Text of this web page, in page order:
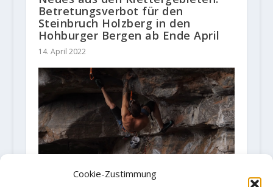
Cookie-Zustimmung
Betretungsverbot für den
Steinbruch Holzberg in den
Hohburger Bergen ab Ende April
14. April 2022